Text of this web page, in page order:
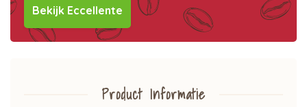
Bekijk Eccellente
Product Informatie